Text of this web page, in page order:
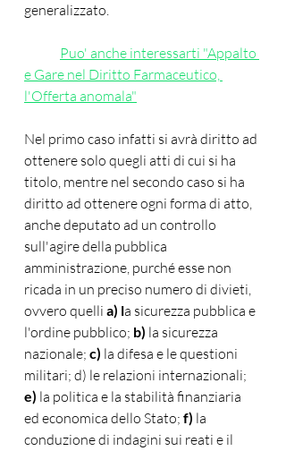
generalizzato.
Puo' anche interessarti "Appalto
e Gare nel Diritto Farmaceutico,
l'Offerta anomala"
Nel primo caso infatti si avrà diritto ad
ottenere solo quegli atti di cui si ha
titolo, mentre nel secondo caso si ha
diritto ad ottenere ogni forma di atto,
anche deputato ad un controllo
sull'agire della pubblica
amministrazione, purché esse non
ricada in un preciso numero di divieti,
ovvero quelli a) la sicurezza pubblica e
l'ordine pubblico; b) la sicurezza
nazionale; c) la difesa e le questioni
militari; d) le relazioni internazionali;
e) la politica e la stabilità finanziaria
ed economica dello Stato; f) la
conduzione di indagini sui reati e il